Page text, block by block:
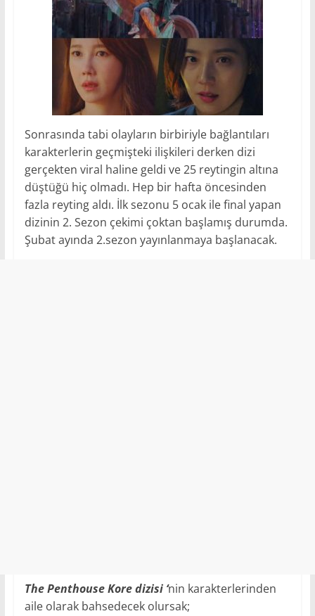
Sonrasında tabi olayların birbiriyle bağlantıları
karakterlerin geçmişteki ilişkileri derken dizi
gerçekten viral haline geldi ve 25 reytingin altına
düştüğü hiç olmadı. Hep bir hafta öncesinden
fazla reyting aldı. İlk sezonu 5 ocak ile final yapan
dizinin 2. Sezon çekimi çoktan başlamış durumda.
Şubat ayında 2.sezon yayınlanmaya başlanacak.
The Penthouse Kore dizisi ‘nin karakterlerinden
aile olarak bahsedecek olursak;